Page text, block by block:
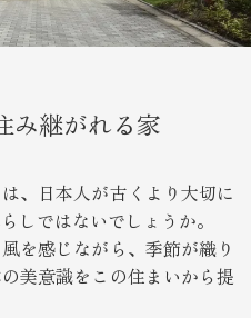
み継がれる家
、日本人が古くより大切に
しではないでしょうか。
を感じながら、季節が織り
美意識をこの住まいから提